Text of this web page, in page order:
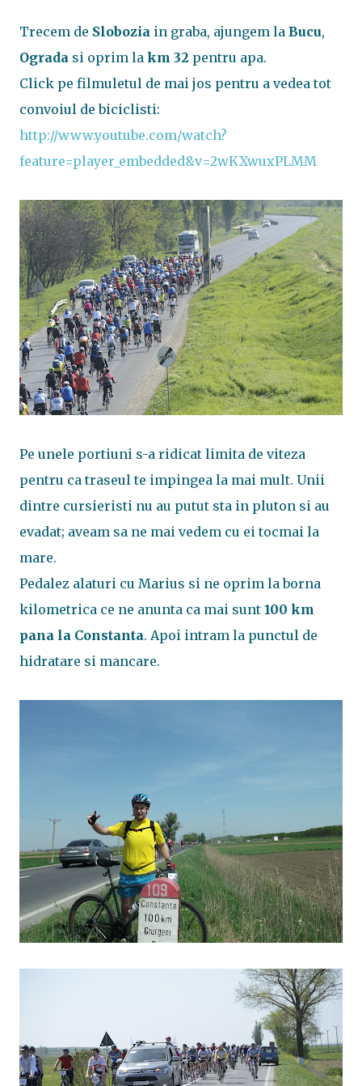
Trecem de Slobozia in graba, ajungem la Bucu,
Ograda si oprim la km 32 pentru apa.
Click pe filmuletul de mai jos pentru a vedea tot
convoiul de biciclisti:
http://www.youtube.com/watch?
feature=player_embedded&v=2wKXwuxPLMM
Pe unele portiuni s-a ridicat limita de viteza
pentru ca traseul te impingea la mai mult. Unii
dintre cursieristi nu au putut sta in pluton si au
evadat; aveam sa ne mai vedem cu ei tocmai la
mare.
Pedalez alaturi cu Marius si ne oprim la borna
kilometrica ce ne anunta ca mai sunt 100 km
pana la Constanta. Apoi intram la punctul de
hidratare si mancare.